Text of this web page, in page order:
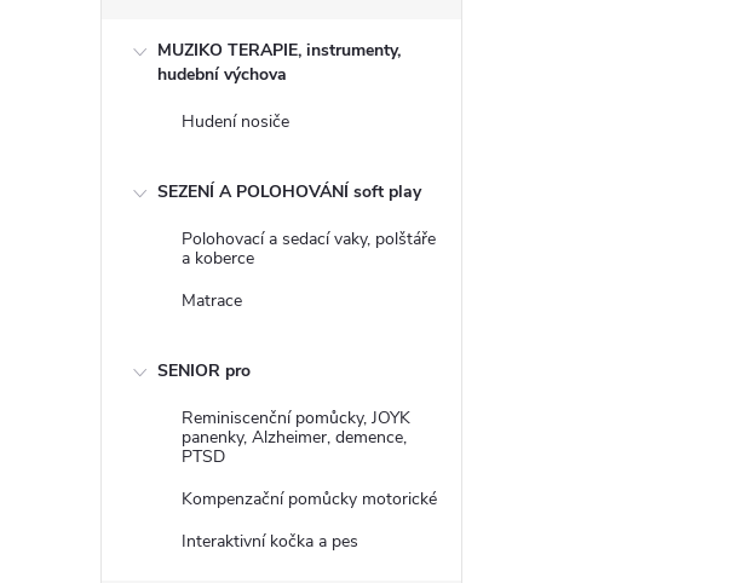
MUZIKO TERAPIE, instrumenty,
hudební výchova
Hudení nosiče
SEZENÍ A POLOHOVÁNÍ soft play
Polohovací a sedací vaky, polštáře
a koberce
Matrace
SENIOR pro
Reminiscenční pomůcky, JOYK
panenky, Alzheimer, demence,
PTSD
Kompenzační pomůcky motorické
Interaktivní kočka a pes